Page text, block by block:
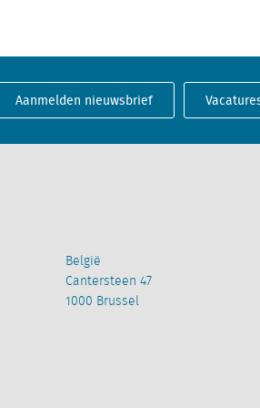
Aanmelden nieuwsbrief
België
Cantersteen 47
1000 Brussel